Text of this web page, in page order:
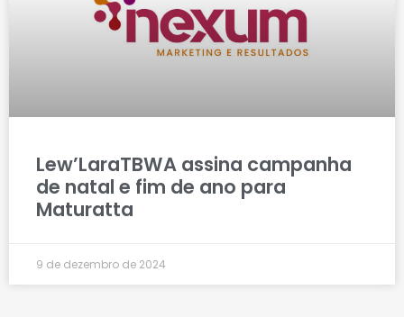
Lew’LaraTBWA assina campanha
de natal e fim de ano para
Maturatta
9 de dezembro de 2024